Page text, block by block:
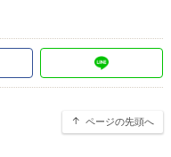
ページの先頭へ